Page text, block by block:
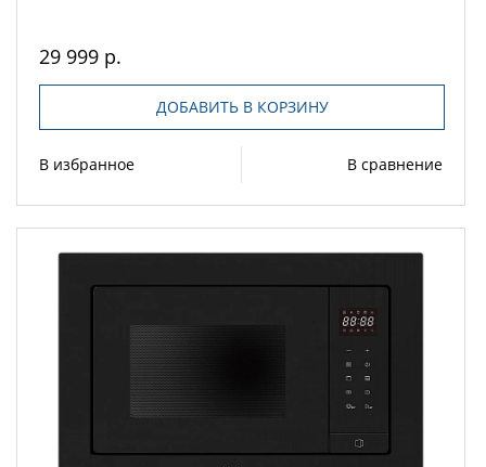
29 999 р.
ДОБАВИТЬ В КОРЗИНУ
В избранное В сравнение